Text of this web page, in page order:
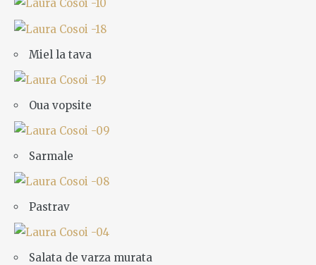
Miel la tava
Oua vopsite
Sarmale
Pastrav
Salata de varza murata